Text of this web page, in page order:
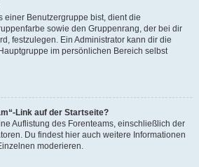
einer Benutzergruppe bist, dient die
sowie den Gruppenrang, der bei dir
festzulegen. Ein Administrator kann dir die
im persönlichen Bereich selbst
Link auf der Startseite?
Auflistung des Forenteams, einschließlich der
Du findest hier auch weitere Informationen
moderieren.